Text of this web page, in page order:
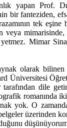
yapan Prof.
bir fanteziden,
tek eşine
yetmez. Mimar
olarak bilinen
Üniversitesi
dile
romanında
yok. O
üzerinden